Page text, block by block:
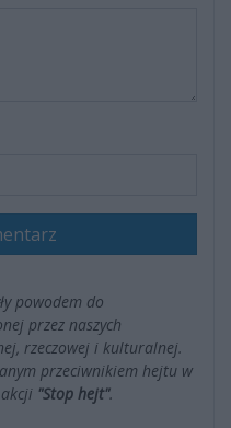
powodem do
przez naszych
rzeczowej i kulturalnej.
przeciwnikiem hejtu w
"Stop hejt".